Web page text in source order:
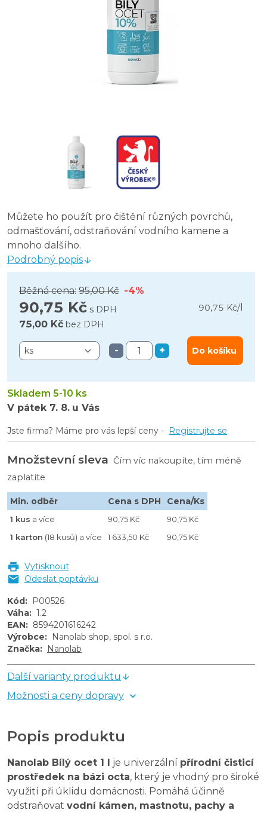
Můžete ho použít pro čištění různých povrchů,
odmašťování, odstraňování vodního kamene a
mnoho dalšího.
Podrobný popis
Běžná cena: 95,00 Kč -4%
90,75 Kč s DPH 90,75 Kč/
75,00 Kč bez DPH
- + Do košíku
Skladem 5-10 ks
V pátek 7. 8. u Vás
Jste firma? Máme pro vás lepší ceny - Registrujte se
Množstevní sleva Čím víc nakoupíte, tím méně
zaplatíte
Min. odběr Cena s DPH Cena/Ks
1 kus a více 90,75 Kč
90,75 Kč
1 karton (18 kusů) a více 1 633,50 Kč 90,75 Kč
Vytisknout
Odeslat poptávku
Kód: P00526
Váha: 1.2
EAN: 8594201616242
Výrobce: Nanolab shop, spol. s r.o.
Značka: Nanolab
Další varianty produktu
Možnosti a ceny dopravy
Popis produktu
Nanolab Bílý ocet 1 l je univerzální přírodní čisticí
prostředek na bázi octa, který je vhodný pro široké
využití při úklidu domácnosti. Pomáhá účinně
odstraňovat vodní kámen, mastnotu, pachy a